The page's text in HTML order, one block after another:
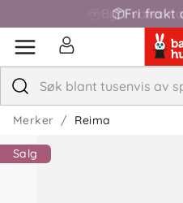
Fri frakt
Merker Reima
Salg